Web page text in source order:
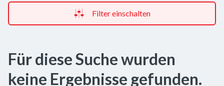
Filter einschalten
Für diese Suche wurden
keine Ergebnisse gefunden.